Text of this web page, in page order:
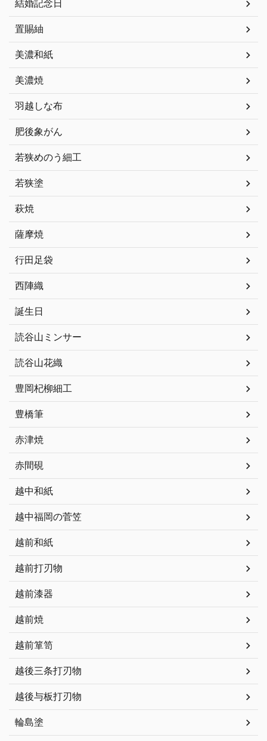
結婚記念日
置賜紬
美濃和紙
美濃焼
羽越しな布
肥後象がん
若狭めのう細工
若狭塗
萩焼
薩摩焼
行田足袋
西陣織
誕生日
読谷山ミンサー
読谷山花織
豊岡杞柳細工
豊橋筆
赤津焼
赤間硯
越中和紙
越中福岡の菅笠
越前和紙
越前打刃物
越前漆器
越前焼
越前箪笥
越後三条打刃物
越後与板打刃物
輪島塗